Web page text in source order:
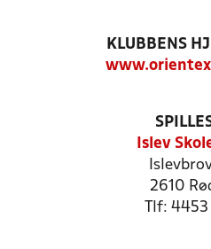
KLUBBENS
Islev
2610
Tlf: